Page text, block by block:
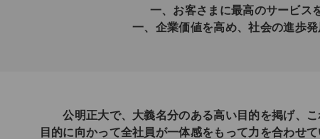
一、お客さまに最高のサービス
一、企業価値を高め、社会の進歩発
公明正大で、大義名分のある高い目的を掲げ、
目的に向かって全社員が一体感をもって力を合わせ